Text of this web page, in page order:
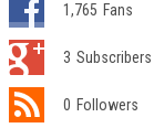
1,765 Fans
3 Subscribers
0 Followers